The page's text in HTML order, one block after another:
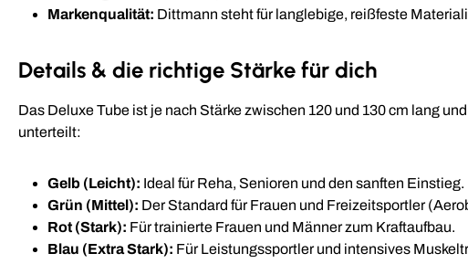
Markenqualität: Dittmann steht für langlebige, reißfeste
Details & die richtige Stärke für dich
Das Deluxe Tube ist je nach Stärke zwischen 120 und 130 cm lang
unterteilt:
Gelb (Leicht): Ideal für Reha, Senioren und den sanften Einstieg.
Grün (Mittel): Der Standard für Frauen und Freizeitsportler
Rot (Stark): Für trainierte Frauen und Männer zum Kraftaufbau.
Blau (Extra Stark): Für Leistungssportler und intensives